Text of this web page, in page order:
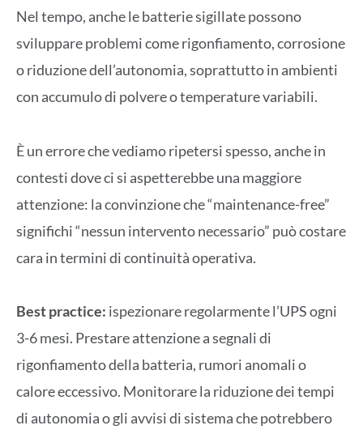
Nel tempo, anche le batterie sigillate possono
sviluppare problemi come rigonfiamento, corrosione
o riduzione dell’autonomia, soprattutto in ambienti
con accumulo di polvere o temperature variabili.
È un errore che vediamo ripetersi spesso, anche in
contesti dove ci si aspetterebbe una maggiore
attenzione: la convinzione che “maintenance-free”
significhi “nessun intervento necessario” può costare
cara in termini di continuità operativa.
Best practice: ispezionare regolarmente l’UPS ogni
3-6 mesi. Prestare attenzione a segnali di
rigonfiamento della batteria, rumori anomali o
calore eccessivo. Monitorare la riduzione dei tempi
di autonomia o gli avvisi di sistema che potrebbero